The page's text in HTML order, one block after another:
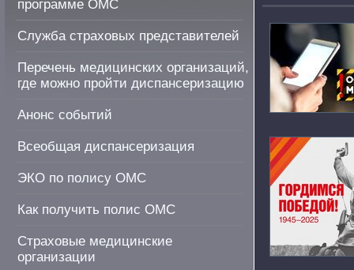
программе ОМС
Служба страховых представителей
Перечень медицинских организаций,
где можно пройти диспансеризацию
Анонс событий
Всеобщая диспансеризация
ЭКО по полису ОМС
Как получить полис ОМС
Страховые медицинские
организации